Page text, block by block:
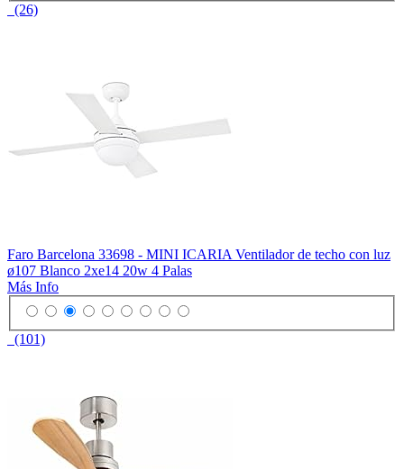
(26)
Faro Barcelona 33698 - MINI ICARIA Ventilador de techo con luz
ø107 Blanco 2xe14 20w 4 Palas
Más Info
(101)